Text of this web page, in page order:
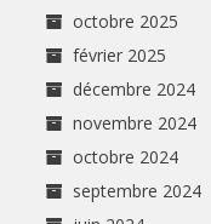
octobre 2025
février 2025
décembre 2024
novembre 2024
octobre 2024
septembre 2024